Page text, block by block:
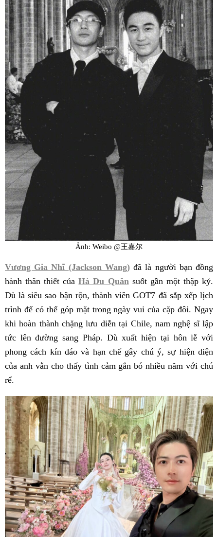
Ảnh: Weibo @王嘉尔
Vương Gia Nhĩ (Jackson Wang) đã là người bạn đồng
hành thân thiết củaHà Du Quân suốt gần một thập kỷ.
Dù là siêu sao bận rộn, thành viên GOT7 đã sắp xếp lịch
trình để có thể góp mặt trong ngày vui của cặp đôi. Ngay
khi hoàn thành chặng lưu diễn tại Chile, nam nghệ sĩ lập
tức lên đường sang Pháp. Dù xuất hiện tại hôn lễ với
phong cách kín đáo và hạn chế gây chú ý, sự hiện diện
của anh vẫn cho thấy tình cảm gắn bó nhiều năm với chú
rể.